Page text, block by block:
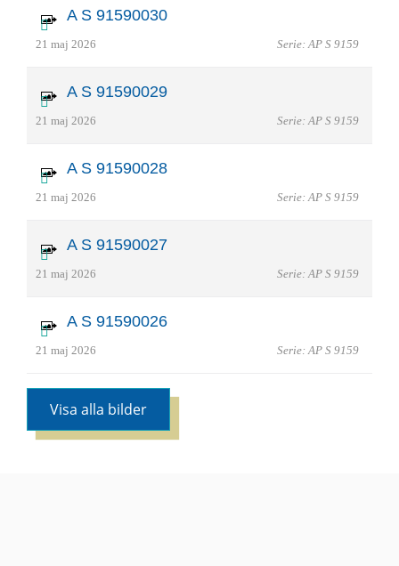
A S 91590030
21 maj 2026 Serie: AP S 9159
A S 91590029
21 maj 2026 Serie: AP S 9159
A S 91590028
21 maj 2026 Serie: AP S 9159
A S 91590027
21 maj 2026 Serie: AP S 9159
A S 91590026
21 maj 2026 Serie: AP S 9159
Visa alla bilder